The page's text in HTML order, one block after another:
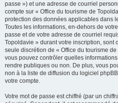
passe ») et une adresse de courriel
compte sur « Office du tourisme de
protection des données applicables dans
Toutes les informations, en-dehors de
passe et de votre adresse de courriel
Topoldavie » durant votre inscription, sont
seule discrétion de « Office du tourisme
vous pouvez contrôler quelles
rendre publiques ou non. De plus, vous
non à la liste de diffusion du logiciel
votre compte.
Votre mot de passe est chiffré (par un